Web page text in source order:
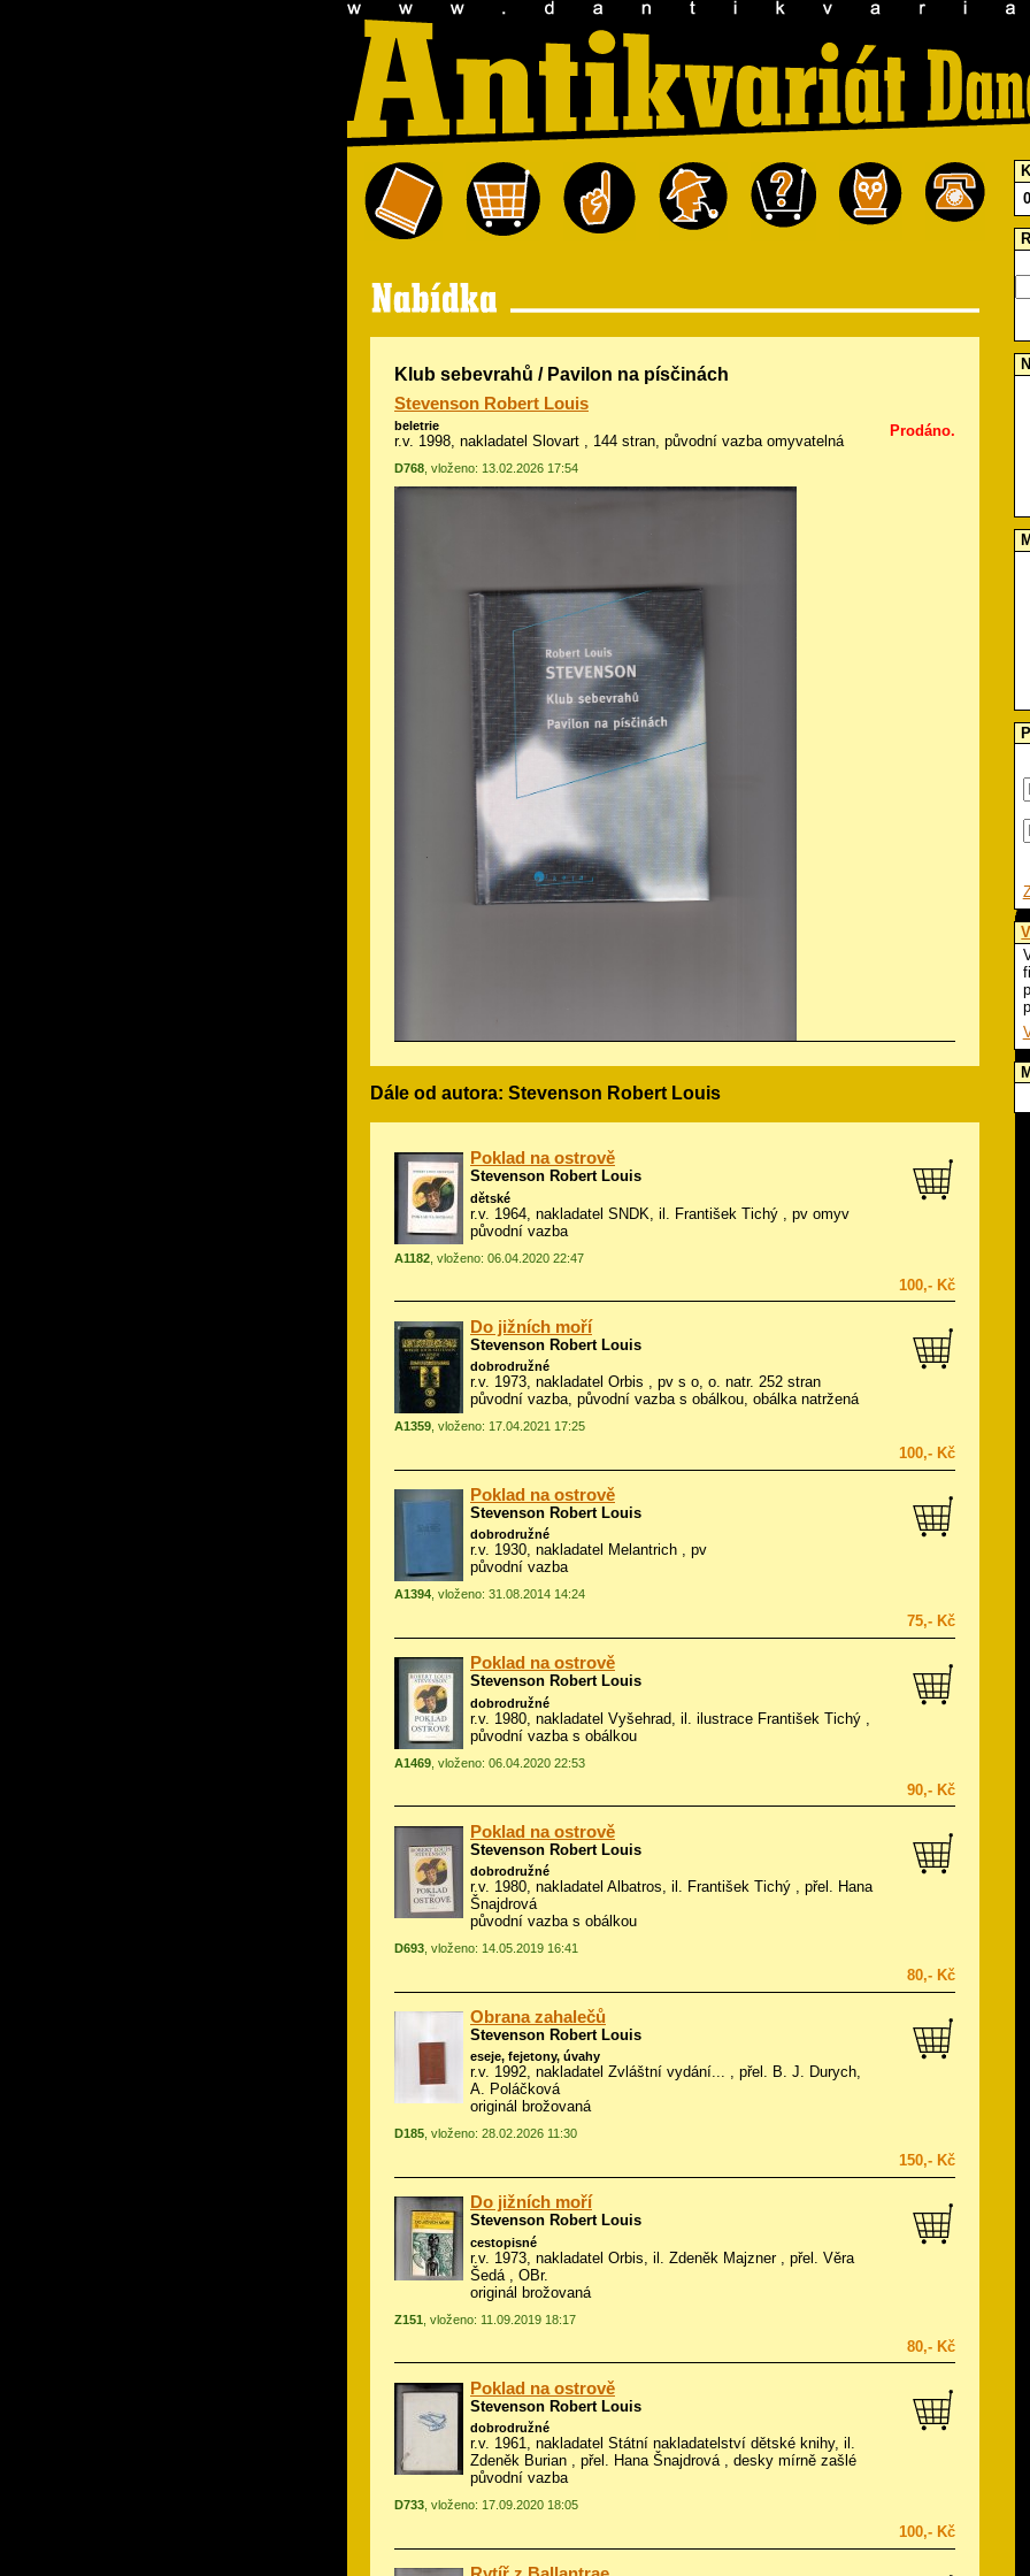
Prodáno.
Klub sebevrahů / Pavilon na písčinách
Stevenson Robert Louis
beletrie
r.v. 1998, nakladatel Slovart , 144 stran, původní vazba omyvatelná
D768 , vloženo: 13.02.2026 17:54
Dále od autora: Stevenson Robert Louis
Poklad na ostrově
Stevenson Robert Louis
dětské
r.v. 1964, nakladatel SNDK, il. František Tichý , pv omyv
původní vazba
A1182 , vloženo: 06.04.2020 22:47
100,- Kč
Do jižních moří
Stevenson Robert Louis
dobrodružné
r.v. 1973, nakladatel Orbis , pv s o, o. natr. 252 stran
původní vazba, původní vazba s obálkou, obálka natržená
A1359 , vloženo: 17.04.2021 17:25
100,- Kč
Poklad na ostrově
Stevenson Robert Louis
dobrodružné
r.v. 1930, nakladatel Melantrich , pv
původní vazba
A1394, vloženo: 31.08.2014 14:24
75,- Kč
Poklad na ostrově
Stevenson Robert Louis
dobrodružné
r.v. 1980, nakladatel Vyšehrad, il. ilustrace František Tichý
původní vazba s obálkou
A1469 , vloženo: 06.04.2020 22:53
90,- Kč
Poklad na ostrově
Stevenson Robert Louis
dobrodružné
r.v. 1980, nakladatel Albatros, il. František Tichý , přel. Hana
Šnajdrová
původní vazba s obálkou
D693 , vloženo: 14.05.2019 16:41
80,- Kč
Obrana zahalečů
Stevenson Robert Louis
eseje, fejetony, úvahy
r.v. 1992, nakladatel Zvláštní vydání... , přel. B. J. Durych,
A. Poláčková
originál brožovaná
D185 , vloženo: 28.02.2026 11:30
150,- Kč
Do jižních moří
Stevenson Robert Louis
cestopisné
r.v. 1973, nakladatel Orbis, il. Zdeněk Majzner, přel. Věra
Šedá , OBr.
originál brožovaná
Z151 , vloženo: 11.09.2019 18:17
80,- Kč
Poklad na ostrově
Stevenson Robert Louis
dobrodružné
r.v. 1961, nakladatel Státní nakladatelství dětské knihy, il.
Zdeněk Burian , přel. Hana Šnajdrová , desky mírně zašlé
původní vazba
D733 , vloženo: 17.09.2020 18:05
100,- Kč
0